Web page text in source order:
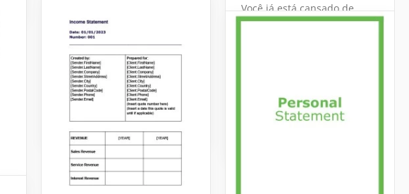
Pagamento todo mês,
trimestre ou ano? Então
facilite e use nosso modelo
de Declaração de
Pagamento.
Você já está cansado de
procurar o modelo para